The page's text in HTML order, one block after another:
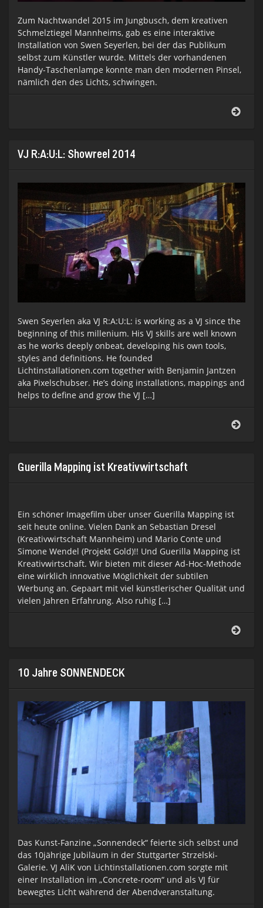
Zum Nachtwandel 2015 im Jungbusch, dem kreativen
Schmelztiegel Mannheims, gab es eine interaktive
Installation von Swen Seyerlen, bei der das Publikum
selbst zum Künstler wurde. Mittels der vorhandenen
Handy-Taschenlampe konnte man den modernen Pinsel,
nämlich den des Lichts, schwingen.
VJ R:A:U:L: Showreel 2014
Swen Seyerlen aka VJ R:A:U:L: is working as a VJ since the
beginning of this millenium. His VJ skills are well known
as he works deeply onbeat, developing his own tools,
styles and definitions. He founded
Lichtinstallationen.com together with Benjamin Jantzen
aka Pixelschubser. He’s doing installations, mappings and
helps to define and grow the VJ […]
Guerilla Mapping ist Kreativwirt­schaft
Ein schöner Imagefilm über unser Guerilla Mapping ist
seit heute online. Vielen Dank an Sebastian Dresel
(Kreativwirtschaft Mannheim) und Mario Conte und
Simone Wendel (Projekt Gold)!! Und Guerilla Mapping ist
Kreativwirtschaft. Wir bieten mit dieser Ad-Hoc-Methode
eine wirklich innovative Möglichkeit der subtilen
Werbung an. Gepaart mit viel künstlerischer Qualität und
vielen Jahren Erfahrung. Also ruhig […]
10 Jahre SONNENDECK
Das Kunst-Fanzine „Sonnendeck“ feierte sich selbst und
das 10jährige Jubiläum in der Stuttgarter Strzelski-
Galerie. VJ AliK von Lichtinstallationen.com sorgte mit
einer Installation im „Concrete-room“ und als VJ für
bewegtes Licht während der Abendveranstaltung.